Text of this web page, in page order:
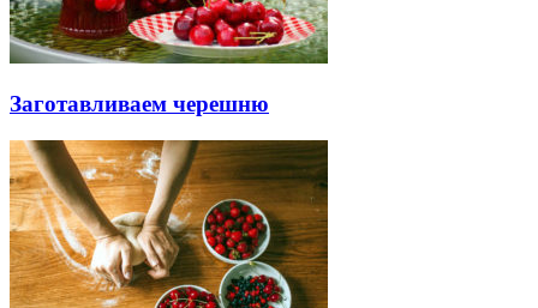
Заготавливаем черешню